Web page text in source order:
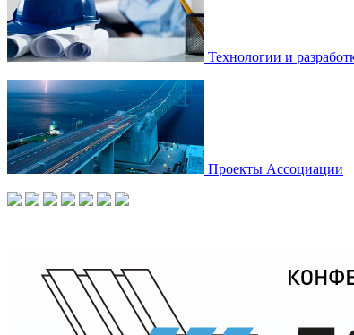
Технологии и
Проекты Ассоциации